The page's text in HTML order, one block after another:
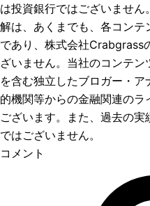
は投資銀行ではございませ
解は、あくまでも、各コン
であり、株式会社Crabgrass
ざいません。当社のコンテ
を含む独立したブロガー・
的機関等からの金融関連の
ございます。また、過去の
ではございません。
コメント